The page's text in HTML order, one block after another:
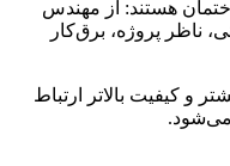
هستند: از مهندس
ناظر پروژه، برق‌کار
و کیفیت بالاتر ارتباط